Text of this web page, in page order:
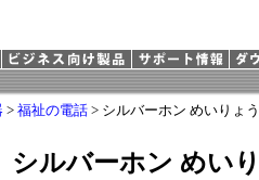
> 福祉の電話 > シルバーホン めいりょう
シルバーホン めい